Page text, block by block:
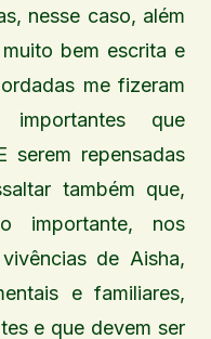
nesse caso, além
bem escrita e
me fizeram
importantes que
serem repensadas
também que,
importante, nos
de Aisha,
e familiares,
e que devem ser